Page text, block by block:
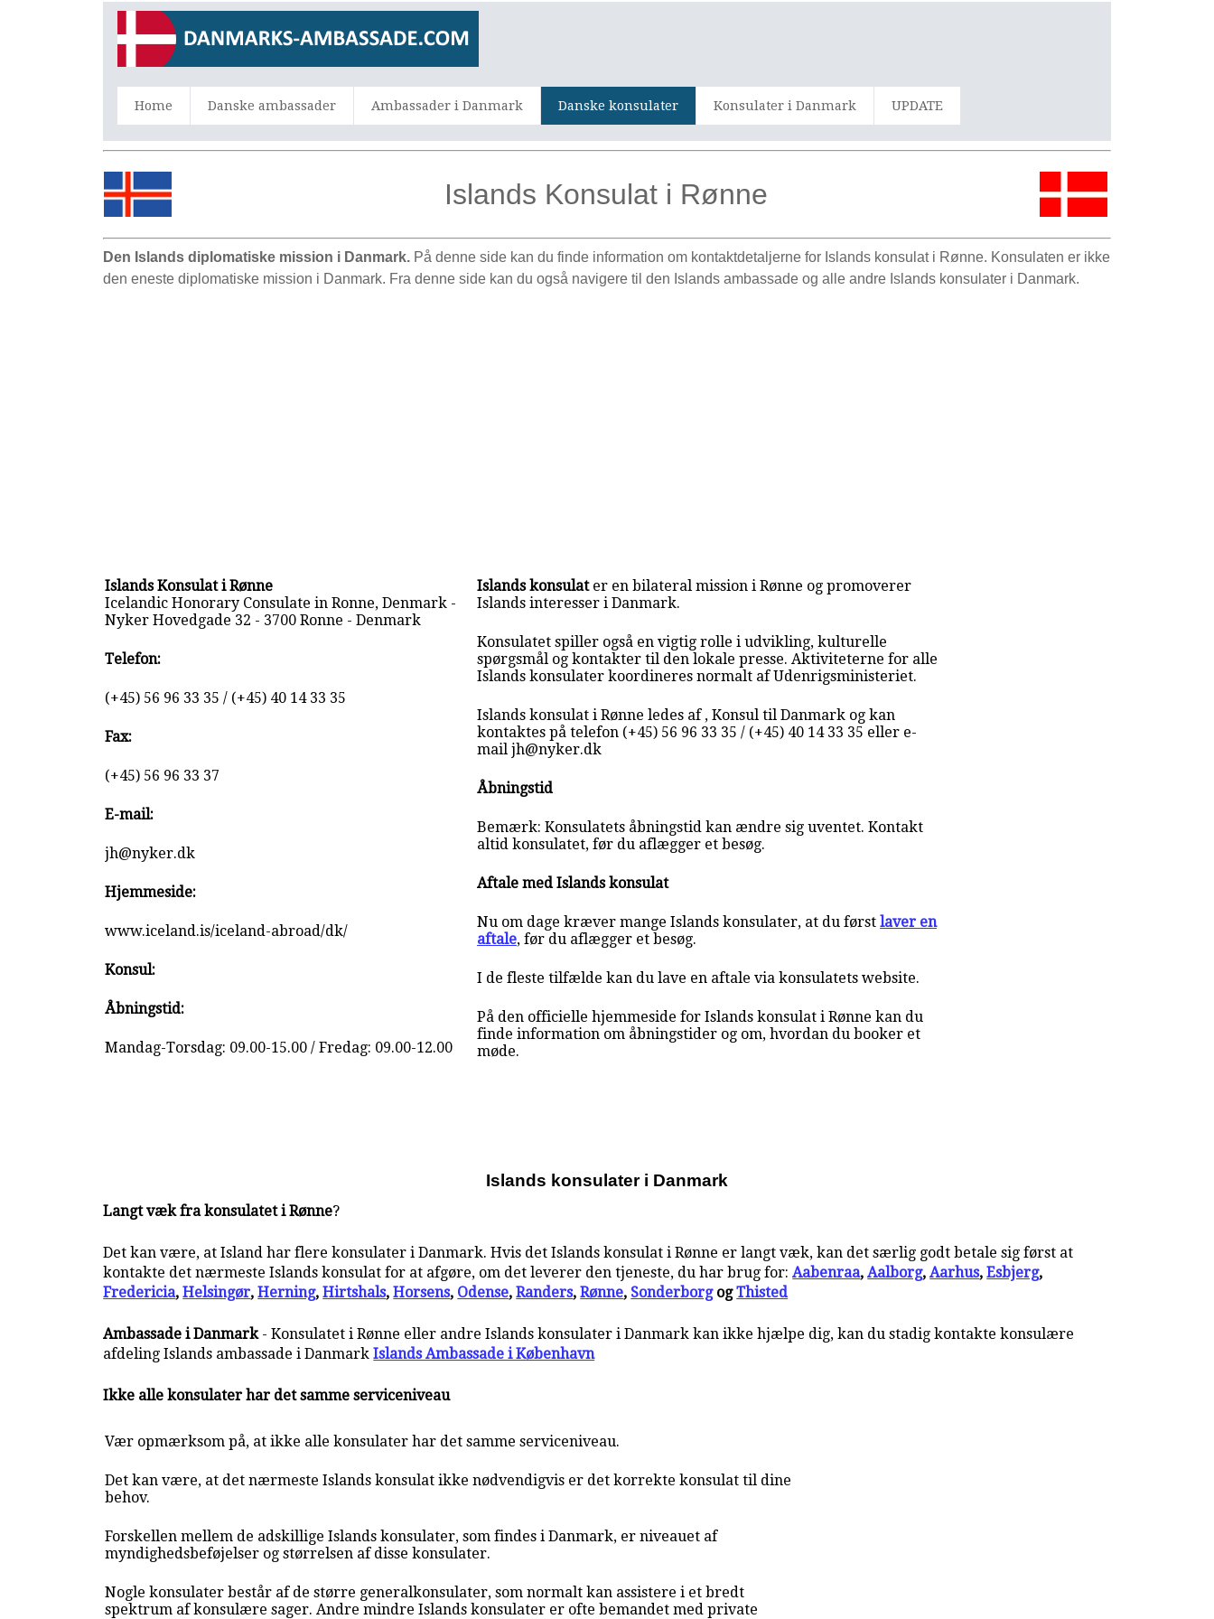
Home Danske ambassader Ambassader i Danmark Danske konsulater Konsulater i Danmark UPDATE
Islands Konsulat i Rønne
Den Islands diplomatiske mission i Danmark. På denne side kan du finde information om kontaktdetaljerne for Islands konsulat i Rønne. Konsulaten er ikke
den eneste diplomatiske mission i Danmark. Fra denne side kan du også navigere til den Islands ambassade og alle andre Islands konsulater i Danmark.
Islands Konsulat i Rønne
Icelandic Honorary Consulate in Ronne, Denmark -
Nyker Hovedgade 32 - 3700 Ronne - Denmark
Telefon:
(+45) 56 96 33 35 / (+45) 40 14 33 35
Fax:
(+45) 56 96 33 37
E-mail:
jh@nyker.dk
Hjemmeside:
www.iceland.is/iceland-abroad/dk/
Konsul:
Åbningstid:
Mandag-Torsdag: 09.00-15.00 / Fredag: 09.00-12.00
Islands konsulater en bilateral mission i Rønne og promoverer
Islands interesser i Danmark.
Konsulatet spiller også en vigtig rolle i udvikling, kulturelle
spørgsmål og kontakter til den lokale presse. Aktiviteterne for alle
Islands konsulater koordineres normalt af Udenrigsministeriet.
Islands konsulat i Rønne ledes af , Konsul til Danmark og kan
kontaktes på telefon (+45) 56 96 33 35 / (+45) 40 14 33 35 eller e-
mail jh@nyker.dk
Åbningstid
Bemærk: Konsulatets åbningstid kan ændre sig uventet. Kontakt
altid konsulatet, før du aflægger et besøg.
Aftale med Islands konsulat
Nu om dage kræver mange Islands konsulater, at du førstlaver en
aftale, før du aflægger et besøg.
I de fleste tilfælde kan du lave en aftale via konsulatets website.
På den officielle hjemmeside for Islands konsulat i Rønne kan du
finde information om åbningstider og om, hvordan du booker et
møde.
Islands konsulater i Danmark
Langt væk fra konsulatet i Rønne?
Det kan være, at Island har flere konsulater i Danmark. Hvis det Islands konsulat i Rønne er langt væk, kan det særlig godt betale sig først at
kontakte det nærmeste Islands konsulat for at afgøre, om det leverer den tjeneste, du har brug for:Aabenraa,Aalborg,Aarhus,Esbjerg,
Fredericia,Helsingør,Herning,Hirtshals,Horsens, Odense,Randers,Rønne, SonderborgogThisted
Ambassade i Danmark- Konsulatet i Rønne eller andre Islands konsulater i Danmark kan ikke hjælpe dig, kan du stadig kontakte konsulære
afdeling Islands ambassade i Danmark Islands Ambassade i København
Ikke alle konsulater har det samme serviceniveau
Vær opmærksom på, at ikke alle konsulater har det samme serviceniveau.
Det kan være, at det nærmeste Islands konsulat ikke nødvendigvis er det korrekte konsulat til dine
behov.
Forskellen mellem de adskillige Islands konsulater, som findes i Danmark, er niveauet af
myndighedsbeføjelser og størrelsen af disse konsulater.
Nogle konsulater består af de større generalkonsulater, som normalt kan assistere i et bredt
spektrum af konsulære sager. Andre mindre Islands konsulater er ofte bemandet med private